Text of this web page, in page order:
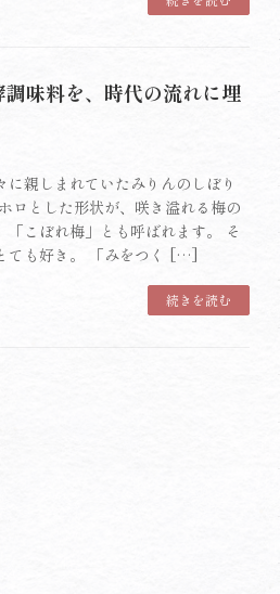
味料を、時代の流れに埋
親しまれていたみりんのしぼり
ロとした形状が、咲き溢れる梅の
こぼれ梅」とも呼ばれます。 そ
ても好き。 「みをつく […]
続きを読む